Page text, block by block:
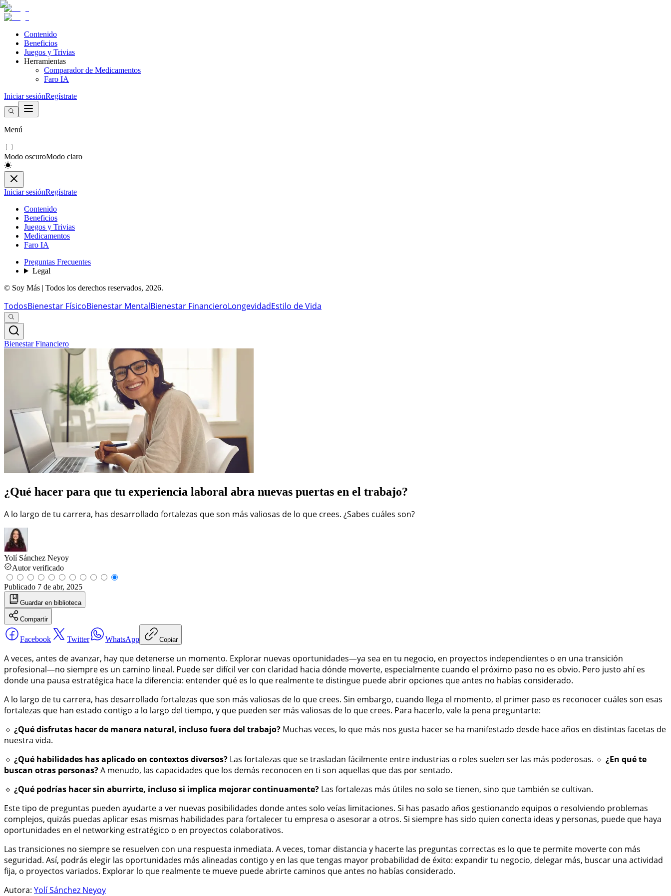
Contenido
Beneficios
Juegos y Trivias
Herramientas
Comparador de Medicamentos
Faro IA
Iniciar sesiónRegístrate
Menú
Modo oscuroModo claro
Iniciar sesiónRegístrate
Contenido
Beneficios
Juegos y Trivias
Medicamentos
Faro IA
Preguntas Frecuentes
Legal
© Soy Más | Todos los derechos reservados, 2026.
TodosBienestar FísicoBienestar MentalBienestar FinancieroLongevidadEstilo de Vida
Bienestar Financiero
¿Qué hacer para que tu experiencia laboral abra nuevas puertas en el trabajo?
A lo largo de tu carrera, has desarrollado fortalezas que son más valiosas de lo que crees. ¿Sabes cuáles son?
Yolí Sánchez Neyoy
Autor verificado
Publicado 7 de abr, 2025
Guardar en biblioteca
Compartir
Facebook Twitter WhatsApp Copiar
A veces, antes de avanzar, hay que detenerse un momento. Explorar nuevas oportunidades—ya sea en tu negocio, en proyectos independientes o en una transición
profesional—no siempre es un camino lineal. Puede ser difícil ver con claridad hacia dónde moverte, especialmente cuando el próximo paso no es obvio. Pero justo ahí es
donde una pausa estratégica hace la diferencia: entender qué es lo que realmente te distingue puede abrir opciones que antes no habías considerado.
A lo largo de tu carrera, has desarrollado fortalezas que son más valiosas de lo que crees. Sin embargo, cuando llega el momento, el primer paso es reconocer cuáles son esas
fortalezas que han estado contigo a lo largo del tiempo, y que pueden ser más valiosas de lo que crees. Para hacerlo, vale la pena preguntarte:
🔹 ¿Qué disfrutas hacer de manera natural, incluso fuera del trabajo? Muchas veces, lo que más nos gusta hacer se ha manifestado desde hace años en distintas facetas de
nuestra vida.
🔹 ¿Qué habilidades has aplicado en contextos diversos? Las fortalezas que se trasladan fácilmente entre industrias o roles suelen ser las más poderosas. 🔹 ¿En qué te
buscan otras personas?A menudo, las capacidades que los demás reconocen en ti son aquellas que das por sentado.
🔹 ¿Qué podrías hacer sin aburrirte, incluso si implica mejorar continuamente? Las fortalezas más útiles no solo se tienen, sino que también se cultivan.
Este tipo de preguntas pueden ayudarte a ver nuevas posibilidades donde antes solo veías limitaciones. Si has pasado años gestionando equipos o resolviendo problemas
complejos, quizás puedas aplicar esas mismas habilidades para fortalecer tu empresa o asesorar a otros. Si siempre has sido quien conecta ideas y personas, puede que haya
oportunidades en el networking estratégico o en proyectos colaborativos.
Las transiciones no siempre se resuelven con una respuesta inmediata. A veces, tomar distancia y hacerte las preguntas correctas es lo que te permite moverte con más
seguridad. Así, podrás elegir las oportunidades más alineadas contigo y en las que tengas mayor probabilidad de éxito: expandir tu negocio, delegar más, buscar una actividad
fija, o proyectos variados. Explorar lo que realmente te mueve puede abrirte caminos que antes no habías considerado.
Autora: Yolí Sánchez Neyoy